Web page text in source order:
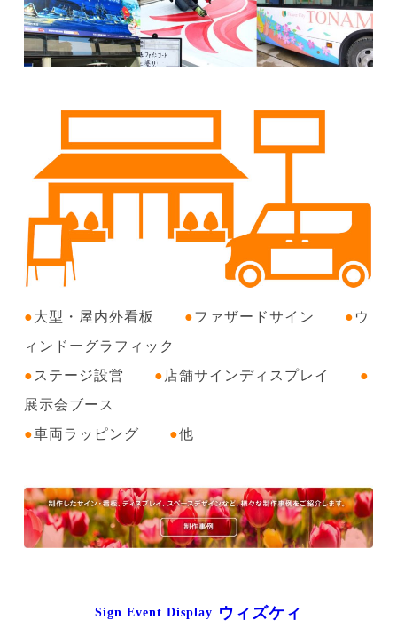
●大型・屋内外看板 ●ファザードサイン ● ウ
ィンドーグラフィック
● ステージ設営 ● 店舗サインディスプレイ ●
展示会ブース
●車両ラッピング ●他
Sign Event Display ウィズケィ